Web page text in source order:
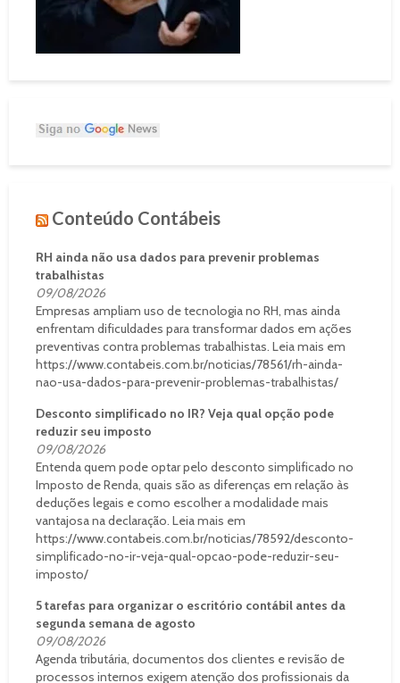
Conteúdo Contábeis
RH ainda não usa dados para prevenir problemas
trabalhistas
09/08/2026
Empresas ampliam uso de tecnologia no RH, mas ainda
enfrentam dificuldades para transformar dados em ações
preventivas contra problemas trabalhistas. Leia mais em
https://www.contabeis.com.br/noticias/78561/rh-ainda-
nao-usa-dados-para-prevenir-problemas-trabalhistas/
Desconto simplificado no IR? Veja qual opção pode
reduzir seu imposto
09/08/2026
Entenda quem pode optar pelo desconto simplificado no
Imposto de Renda, quais são as diferenças em relação às
deduções legais e como escolher a modalidade mais
vantajosa na declaração. Leia mais em
https://www.contabeis.com.br/noticias/78592/desconto-
simplificado-no-ir-veja-qual-opcao-pode-reduzir-seu-
imposto/
5 tarefas para organizar o escritório contábil antes da
segunda semana de agosto
09/08/2026
Agenda tributária, documentos dos clientes e revisão de
processos internos exigem atenção dos profissionais da